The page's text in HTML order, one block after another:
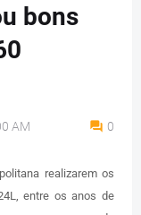
bons
AM 0
realizarem os
entre os anos de